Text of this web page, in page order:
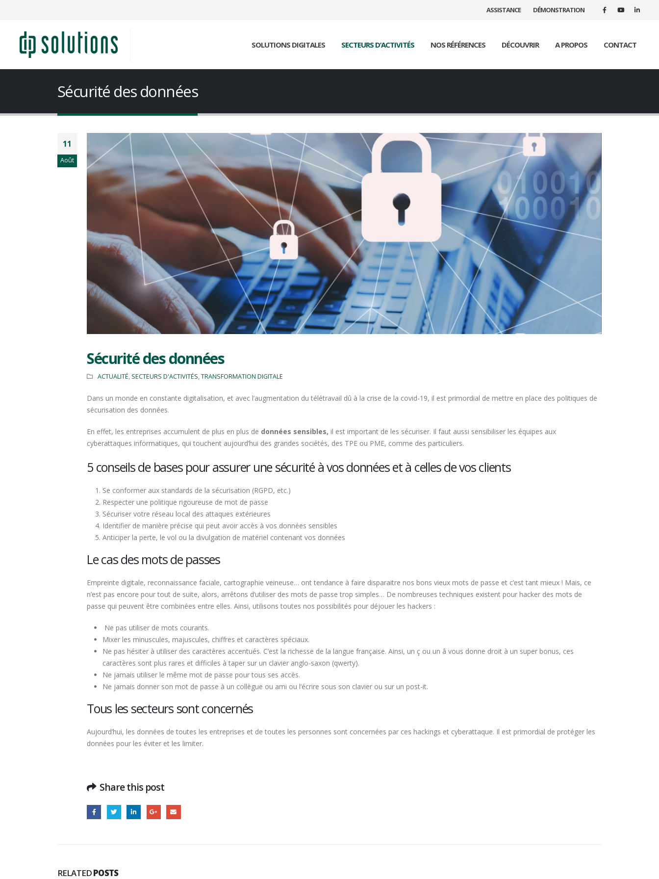
ASSISTANCE DÉMONSTRATION
SOLUTIONS DIGITALES SECTEURS D’ACTIVITÉS NOS RÉFÉRENCES DÉCOUVRIR A PROPOS CONTACT
Sécurité des données
11
Août
Sécurité des données
ACTUALITÉ, SECTEURS D'ACTIVITÉS,TRANSFORMATION DIGITALE
Dans un monde en constante digitalisation, et avec l’augmentation du télétravail dû à la crise de la covid-19, il est primordial de mettre en place des politiques de
sécurisation des données.
En effet, les entreprises accumulent de plus en plus de données sensibles, il est important de les sécuriser. Il faut aussi sensibiliser les équipes aux
cyberattaques informatiques, qui touchent aujourd’hui des grandes sociétés, des TPE ou PME, comme des particuliers.
5 conseils de bases pour assurer une sécurité à vos données et à celles de vos clients
Se conformer aux standards de la sécurisation (RGPD, etc.)
Respecter une politique rigoureuse de mot de passe
Sécuriser votre réseau local des attaques extérieures
Identifier de manière précise qui peut avoir accès à vos données sensibles
Anticiper la perte, le vol ou la divulgation de matériel contenant vos données
Le cas des mots de passes
Empreinte digitale, reconnaissance faciale, cartographie veineuse… ont tendance à faire disparaitre nos bons vieux mots de passe et c’est tant mieux ! Mais, ce
n’est pas encore pour tout de suite, alors, arrêtons d’utiliser des mots de passe trop simples… De nombreuses techniques existent pour hacker des mots de
passe qui peuvent être combinées entre elles. Ainsi, utilisons toutes nos possibilités pour déjouer les hackers :
Ne pas utiliser de mots courants.
Mixer les minuscules, majuscules, chiffres et caractères spéciaux.
Ne pas hésiter à utiliser des caractères accentués. C’est la richesse de la langue française. Ainsi, un ç ou un â vous donne droit à un super bonus, ces
caractères sont plus rares et difficiles à taper sur un clavier anglo-saxon (qwerty).
Ne jamais utiliser le même mot de passe pour tous ses accès.
Ne jamais donner son mot de passe à un collègue ou ami ou l’écrire sous son clavier ou sur un post-it.
Tous les secteurs sont concernés
Aujourd’hui, les données de toutes les entreprises et de toutes les personnes sont concernées par ces hackings et cyberattaque. Il est primordial de protéger les
données pour les éviter et les limiter.
Share this post
RELATEDPOSTS